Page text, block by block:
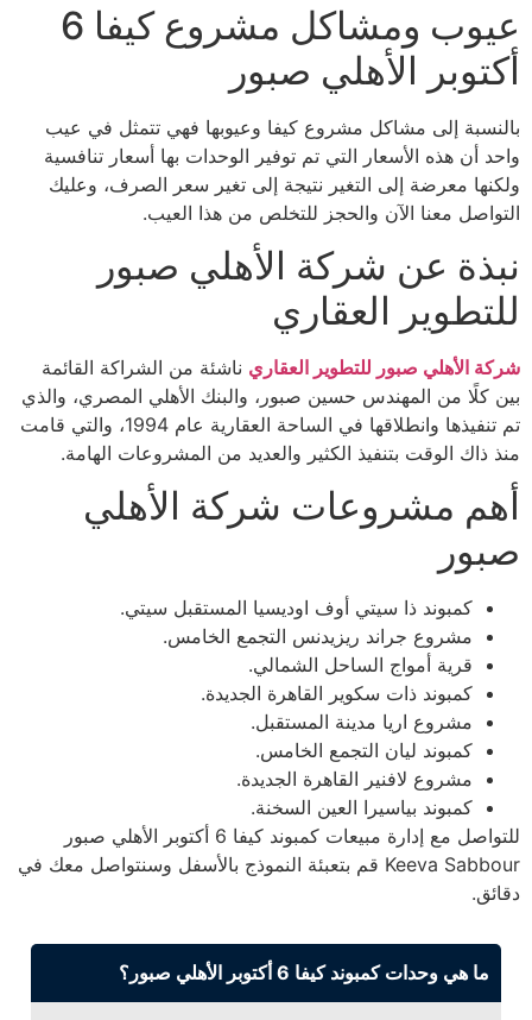
عيوب ومشاكل مشروع كيفا 6
أكتوبر الأهلي صبور
بالنسبة إلى مشاكل مشروع كيفا وعيوبها فهي تتمثل في عيب
واحد أن هذه الأسعار التي تم توفير الوحدات بها أسعار تنافسية
ولكنها معرضة إلى التغير نتيجة إلى تغير سعر الصرف، وعليك
التواصل معنا الآن والحجز للتخلص من هذا العيب.
نبذة عن شركة الأهلي صبور
للتطوير العقاري
شركة الأهلي صبور للتطوير العقاري ناشئة من الشراكة القائمة
بين كلًا من المهندس حسين صبور، والبنك الأهلي المصري، والذي
تم تنفيذها وانطلاقها في الساحة العقارية عام 1994، والتي قامت
منذ ذاك الوقت بتنفيذ الكثير والعديد من المشروعات الهامة.
أهم مشروعات شركة الأهلي
صبور
كمبوند ذا سيتي أوف اوديسيا المستقبل سيتي.
مشروع جراند ريزيدنس التجمع الخامس.
قرية أمواج الساحل الشمالي.
كمبوند ذات سكوير القاهرة الجديدة.
مشروع اريا مدينة المستقبل.
كمبوند ليان التجمع الخامس.
مشروع لافنير القاهرة الجديدة.
كمبوند بياسيرا العين السخنة.
للتواصل مع إدارة مبيعات كمبوند كيفا 6 أكتوبر الأهلي صبور
Keeva Sabbour قم بتعبئة النموذج بالأسفل وسنتواصل معك في
دقائق.
ما هي وحدات كمبوند كيفا 6 أكتوبر الأهلي صبور؟